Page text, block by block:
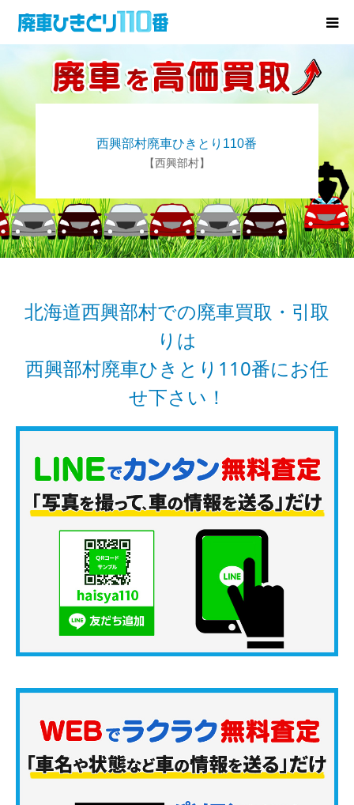
西興部村廃車ひきとり110番
【西興部村】
北海道西興部村での廃車買取・引取
りは
西興部村廃車ひきとり110番にお任
せ下さい！
廃車･事故車の買取
お役立ち情報
お知らせ